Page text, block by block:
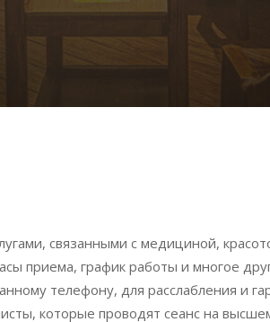
связанными с медициной,
приема, график работы и многое
телефону, для расслабления и
которые проводят сеанс на